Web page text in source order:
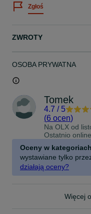
Zgłoś
ZWROTY
OSOBA PRYWATNA
Tomek
4.7 / 5
(6 ocen)
Na OLX od
Ostatnio
Oceny w
wystawiane tylko
działają oceny?
Więcej